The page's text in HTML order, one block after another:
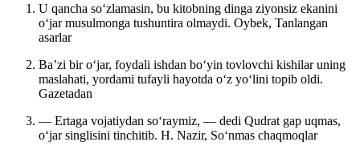
U qancha soʻzlamasin, bu kitobning dinga ziyonsiz ekanini
oʻjar musulmonga tushuntira olmaydi. Oybek, Tanlangan
asarlar
Baʼzi bir oʻjar, foydali ishdan boʻyin tovlovchi kishilar uning
maslahati, yordami tufayli hayotda oʻz yoʻlini topib oldi.
Gazetadan
— Ertaga vojatiydan soʻraymiz, — dedi Qudrat gap uqmas,
oʻjar singlisini tinchitib. H. Nazir, Soʻnmas chaqmoqlar